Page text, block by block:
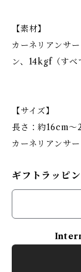
【素材】
カーネリアンサ
ン、14kgf（すべ
【サイズ】
長さ：約16cm
カーネリアンサ
ギフトラッピ